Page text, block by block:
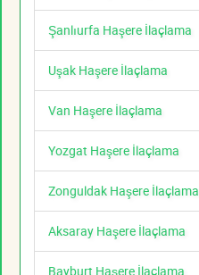
Şanlıurfa Haşere İlaçlama
Uşak Haşere İlaçlama
Van Haşere İlaçlama
Yozgat Haşere İlaçlama
Zonguldak Haşere İlaçlama
Aksaray Haşere İlaçlama
Bayburt Haşere İlaçlama